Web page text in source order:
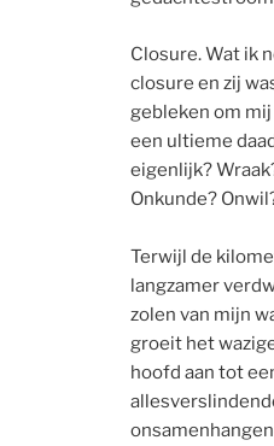
Closure. Wat ik
closure en zij
gebleken om
een ultieme
eigenlijk?
Onkunde?
Terwijl de
langzamer
zolen van mijn
groeit het
hoofd aan tot